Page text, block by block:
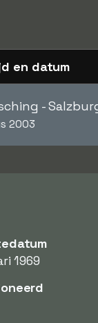
en datum
-
2003
1969